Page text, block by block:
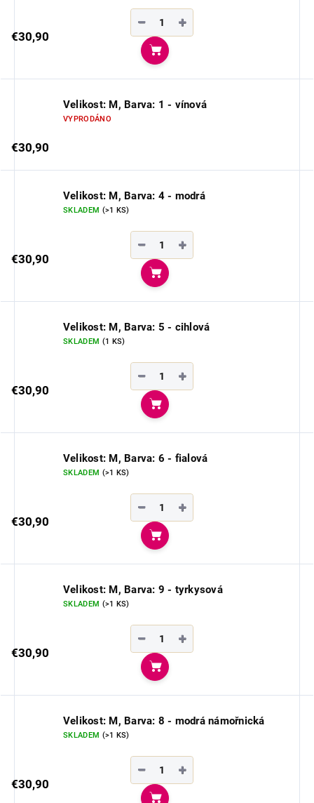
€30,90
+
−
Do košíka
Velikost: M, Barva: 1 - vínová
VYPRODÁNO
€30,90
Velikost: M, Barva: 4 - modrá
SKLADEM (>1 KS)
€30,90
+
−
Do košíka
Velikost: M, Barva: 5 - cihlová
SKLADEM (1 KS)
€30,90
+
−
Do košíka
Velikost: M, Barva: 6 - fialová
SKLADEM (>1 KS)
€30,90
+
−
Do košíka
Velikost: M, Barva: 9 - tyrkysová
SKLADEM (>1 KS)
€30,90
+
−
Do košíka
Velikost: M, Barva: 8 - modrá námořnická
SKLADEM (>1 KS)
€30,90
+
−